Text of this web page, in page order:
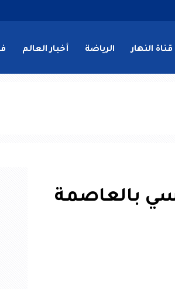
قناة النهار الرياضة أخبار العالم
بالعاصمة